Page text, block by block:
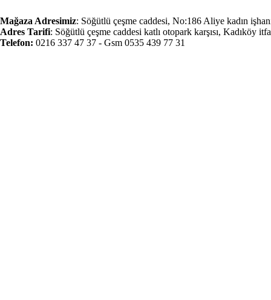
Mağaza Adresimiz: Söğütlü çeşme caddesi, No:186 Aliye kadın
Adres Tarifi: Söğütlü çeşme caddesi katlı otopark karşısı, Kadıköy
Telefon: 0216 337 47 37 - Gsm 0535 439 77 31